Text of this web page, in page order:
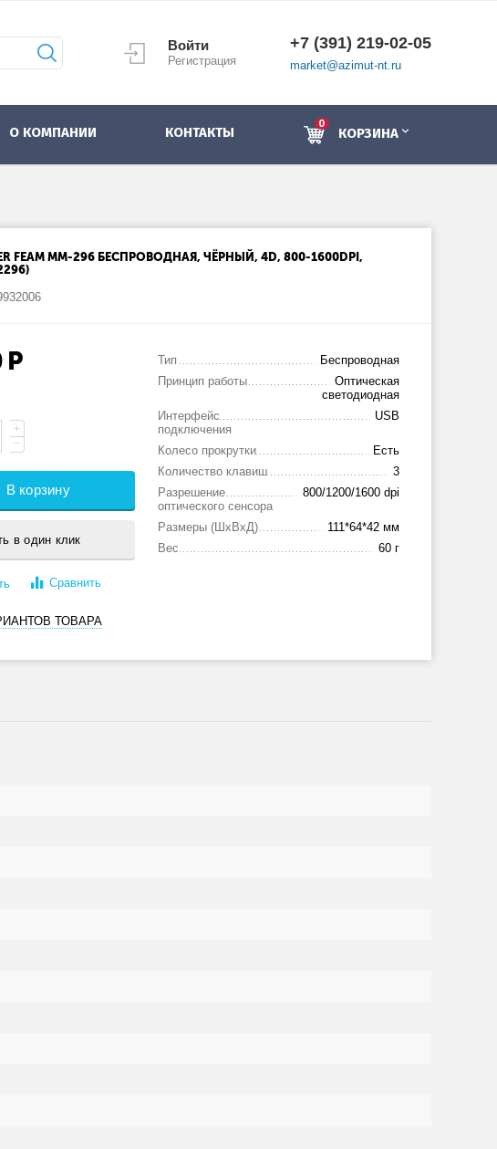
Войти
Регистрация
+7 (391) 219-02-05
market@azimut-nt.ru
О КОМПАНИИ КОНТАКТЫ
0
КОРЗИНА
FEAM MM-296 БЕСПРОВОДНАЯ, ЧЁРНЫЙ, 4D, 800-1600DPI,
Р
+
−
В корзину
в один клик
Сравнить
Тип
Беспроводная
Принцип работы
Оптическая
светодиодная
Интерфейс
подключения
USB
Колесо прокрутки
Есть
Количество клавиш
3
Разрешение
оптического сенсора
800/1200/1600 dpi
Размеры (ШxВxД)
111*64*42 мм
Вес
60 г
ТОВАРА